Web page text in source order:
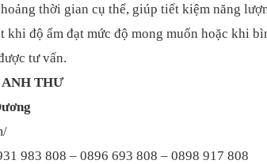
thời gian cụ thể, giúp tiết kiệm năng
độ ẩm đạt mức độ mong muốn hoặc khi
tư vấn.
ANH THƯ
983 808 – 0896 693 808 – 0898 917 808